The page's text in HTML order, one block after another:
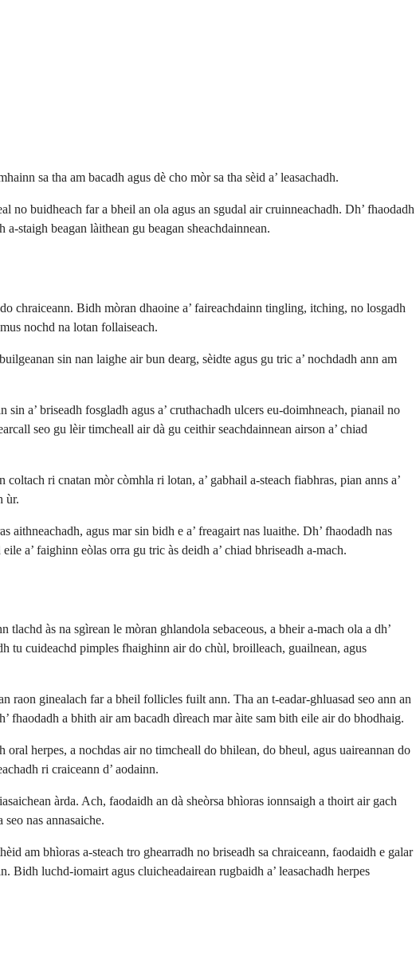
sa tha am bacadh agus dè cho mòr sa tha sèid a’ leasachadh.
no buidheach far a bheil an ola agus an sgudal air cruinneachadh. Dh’ fhaodadh
staigh beagan làithean gu beagan sheachdainnean.
chraiceann. Bidh mòran dhaoine a’ faireachdainn tingling, itching, no losgadh
nochd na lotan follaiseach.
sin nan laighe air bun dearg, sèidte agus gu tric a’ nochdadh ann am
a’ briseadh fosgladh agus a’ cruthachadh ulcers eu-doimhneach, pianail no
seo gu lèir timcheall air dà gu ceithir seachdainnean airson a’ chiad
ri cnatan mòr còmhla ri lotan, a’ gabhail a-steach fiabhras, pian anns a’
ùr.
agus mar sin bidh e a’ freagairt nas luaithe. Dh’ fhaodadh nas
a’ faighinn eòlas orra gu tric às deidh a’ chiad bhriseadh a-mach.
às na sgìrean le mòran ghlandola sebaceous, a bheir a-mach ola a dh’
tu cuideachd pimples fhaighinn air do chùl, broilleach, guailnean, agus
raon ginealach far a bheil follicles fuilt ann. Tha an t-eadar-ghluasad seo ann an
fhaodadh a bhith air am bacadh dìreach mar àite sam bith eile air do bhodhaig.
herpes, a nochdas air no timcheall do bhilean, do bheul, agus uaireannan do
ri craiceann d’ aodainn.
àrda. Ach, faodaidh an dà sheòrsa bhìoras ionnsaigh a thoirt air gach
nas annasaiche.
am bhìoras a-steach tro ghearradh no briseadh sa chraiceann, faodaidh e galar
Bidh luchd-iomairt agus cluicheadairean rugbaidh a’ leasachadh herpes